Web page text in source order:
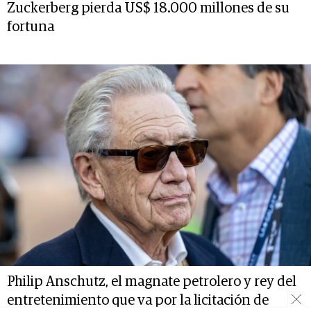
Zuckerberg pierda US$ 18.000 millones de su
fortuna
Philip Anschutz, el magnate petrolero y rey del
entretenimiento que va por la licitación de